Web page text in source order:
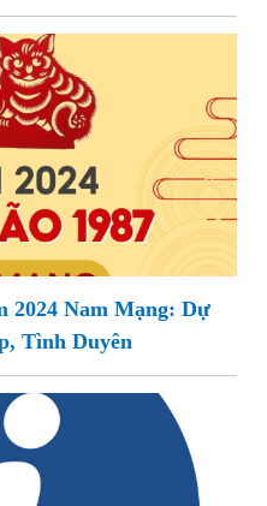
2024 Nam Mạng: Dự
Tình Duyên